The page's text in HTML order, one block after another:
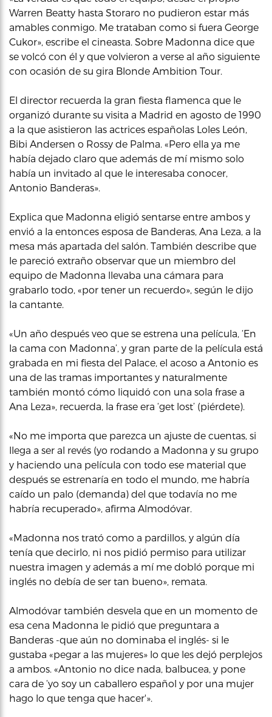
Warren Beatty hasta Storaro no pudieron estar más
amables conmigo. Me trataban como si fuera George
Cukor», escribe el cineasta. Sobre Madonna dice que
se volcó con él y que volvieron a verse al año siguiente
con ocasión de su gira Blonde Ambition Tour.
El director recuerda la gran fiesta flamenca que le
organizó durante su visita a Madrid en agosto de 1990
a la que asistieron las actrices españolas Loles León,
Bibi Andersen o Rossy de Palma. «Pero ella ya me
había dejado claro que además de mí mismo solo
había un invitado al que le interesaba conocer,
Antonio Banderas».
Explica que Madonna eligió sentarse entre ambos y
envió a la entonces esposa de Banderas, Ana Leza, a la
mesa más apartada del salón. También describe que
le pareció extraño observar que un miembro del
equipo de Madonna llevaba una cámara para
grabarlo todo, «por tener un recuerdo», según le dijo
la cantante.
«Un año después veo que se estrena una película, ‘En
la cama con Madonna’, y gran parte de la película está
grabada en mi fiesta del Palace, el acoso a Antonio es
una de las tramas importantes y naturalmente
también montó cómo liquidó con una sola frase a
Ana Leza», recuerda, la frase era ‘get lost’ (piérdete).
«No me importa que parezca un ajuste de cuentas, si
llega a ser al revés (yo rodando a Madonna y su grupo
y haciendo una película con todo ese material que
después se estrenaría en todo el mundo, me habría
caído un palo (demanda) del que todavía no me
habría recuperado», afirma Almodóvar.
«Madonna nos trató como a pardillos, y algún día
tenía que decirlo, ni nos pidió permiso para utilizar
nuestra imagen y además a mí me dobló porque mi
inglés no debía de ser tan bueno», remata.
Almodóvar también desvela que en un momento de
esa cena Madonna le pidió que preguntara a
Banderas -que aún no dominaba el inglés- si le
gustaba «pegar a las mujeres» lo que les dejó perplejos
a ambos. «Antonio no dice nada, balbucea, y pone
cara de ‘yo soy un caballero español y por una mujer
hago lo que tenga que hacer'».